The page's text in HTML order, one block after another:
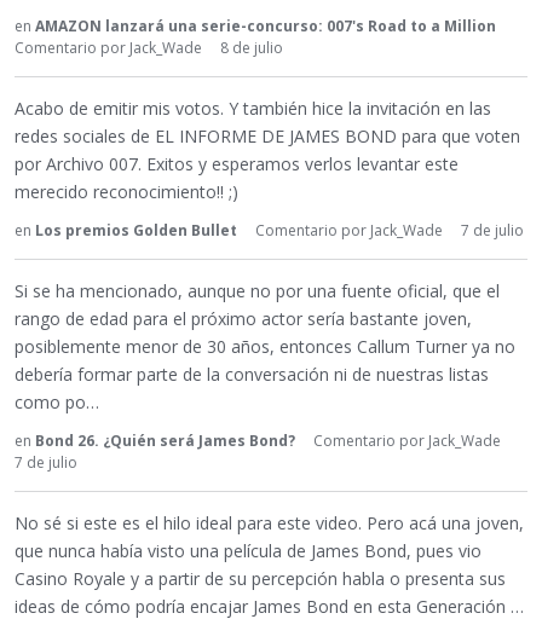
en AMAZON lanzará una serie-concurso: 007's Road to a Million
Comentario por Jack_Wade 8 de julio
Acabo de emitir mis votos. Y también hice la invitación en las
redes sociales de EL INFORME DE JAMES BOND para que voten
por Archivo 007. Exitos y esperamos verlos levantar este
merecido reconocimiento!! ;)
en Los premios Golden Bullet Comentario por Jack_Wade 7 de julio
Si se ha mencionado, aunque no por una fuente oficial, que el
rango de edad para el próximo actor sería bastante joven,
posiblemente menor de 30 años, entonces Callum Turner ya no
debería formar parte de la conversación ni de nuestras listas
como po…
en Bond 26. ¿Quién será James Bond? Comentario por Jack_Wade
7 de julio
No sé si este es el hilo ideal para este video. Pero acá una joven,
que nunca había visto una película de James Bond, pues vio
Casino Royale y a partir de su percepción habla o presenta sus
ideas de cómo podría encajar James Bond en esta Generación …